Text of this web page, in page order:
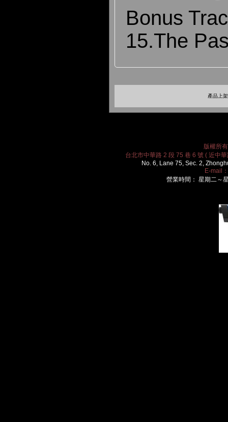
Bonus
15.The
產品上
版權所
台北市中華路 2 段 75 巷 6 號 ( 近中
No. 6, Lane 75, Sec. 2,
E-mail：
營業時間： 星期二～